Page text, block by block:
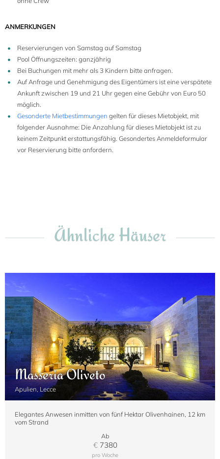
ANMERKUNGEN
Reservierungen von Samstag auf Samstag
Pool Öffnungszeiten: ganzjährig
Bei Buchungen mit mehr als 3 Kindern bitte anfragen.
Auf Anfrage und Genehmigung des Eigentümers ist eine verspätete
Ankunft zwischen 19 und 21 Uhr gegen eine Gebühr von Euro 50
möglich.
Gesonderte Mietbestimmungen gelten für dieses Mietobjekt, mit
folgender Ausnahme: Die Anzahlung für dieses Mietobjekt ist zu
keinem Zeitpunkt erstattungsfähig. Gesondertes Anmeldeformular
vor Reservierung bitte anfordern.
Ähnliche Häuser
Masseria Oliveto
Apulien, Lecce
Elegantes Anwesen inmitten von fünf Hektar Olivenhainen, 12 km
vom Strand
Ab
€7380
pro Woche